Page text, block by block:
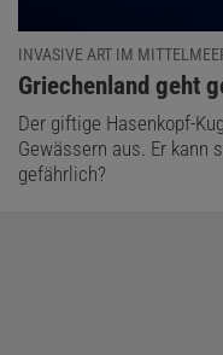
INVASIVE ART IM
:
Griechenland geht
Der giftige Hasenkopf-
Gewässern aus. Er kann
gefährlich?